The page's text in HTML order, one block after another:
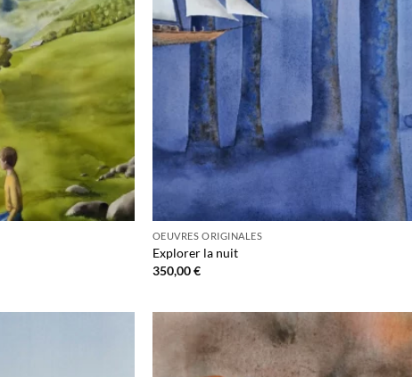
OEUVRES ORIGINALES
Explorer la nuit
350,00€